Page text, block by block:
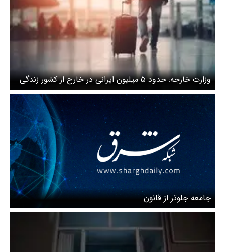
وزارت خارجه: حدود ۵ میلیون ایرانی در خارج از کشور زندگی
می‌کنند
جامعه جلوتر از قانون